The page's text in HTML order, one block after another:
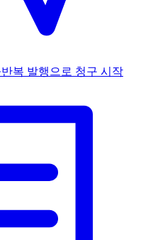
반복 발행으로 청구 시작